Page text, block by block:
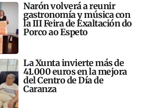
Narón volverá a reunir
gastronomía y música con
la III Feira de Exaltación do
Porco ao Espeto
La Xunta invierte más de
41.000 euros en la mejora
del Centro de Día de
Caranza